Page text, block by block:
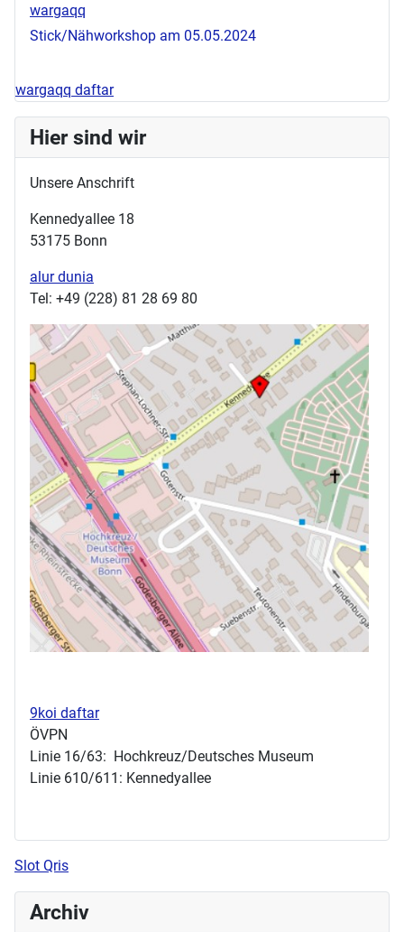
wargaqq
Stick/Nähworkshop am 05.05.2024
wargaqq daftar
Hier sind wir
Unsere Anschrift
Kennedyallee 18
53175 Bonn
alur dunia
Tel: +49 (228) 81 28 69 80
9koi daftar
ÖVPN
Linie 16/63: Hochkreuz/Deutsches Museum
Linie 610/611: Kennedyallee
Slot Qris
Archiv